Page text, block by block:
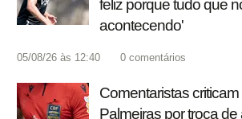
feliz porque tudo que
acontecendo'
05/08/26 às 12:40 0 comentários
Comentaristas
Palmeiras por troca